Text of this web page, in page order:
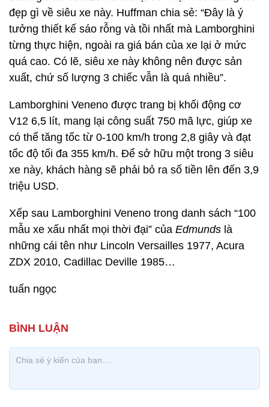
đẹp gì về siêu xe này. Huffman chia sẻ: “Đây là ý
tưởng thiết kế sáo rỗng và tồi nhất mà Lamborghini
từng thực hiện, ngoài ra giá bán của xe lại ở mức
quá cao. Có lẽ, siêu xe này không nên được sản
xuất, chứ số lượng 3 chiếc vẫn là quá nhiều”.
Lamborghini Veneno được trang bị khối động cơ
V12 6,5 lít, mang lại công suất 750 mã lực, giúp xe
có thể tăng tốc từ 0-100 km/h trong 2,8 giây và đạt
tốc độ tối đa 355 km/h. Để sở hữu một trong 3 siêu
xe này, khách hàng sẽ phải bỏ ra số tiền lên đến 3,9
triệu USD.
Xếp sau Lamborghini Veneno trong danh sách “100
mẫu xe xấu nhất mọi thời đại” của Edmunds là
những cái tên như Lincoln Versailles 1977, Acura
ZDX 2010, Cadillac Deville 1985…
tuấn ngọc